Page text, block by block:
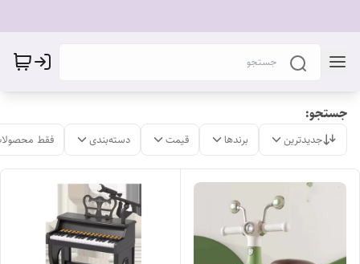
جستجو:
جدیدترین برندها قیمت دسته‌بندی فقط